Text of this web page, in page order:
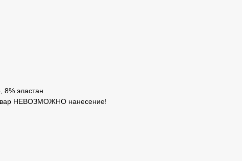
8% эластан
НЕВОЗМОЖНО нанесение!